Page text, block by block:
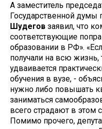
А заместитель
Государственной думы
Шудегов заявил, что
соответствующие
образовании в РФ».
получали на всю жизнь,
удваивается
обучения в вузе, -
нужно либо повышать
заниматься
всего страдают в этом
Помимо прочего,